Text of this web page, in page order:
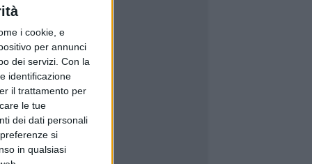
i cookie, e
per annunci
dei servizi. Con la
identificazione
il trattamento per
le tue
dei dati personali
si
in qualsiasi